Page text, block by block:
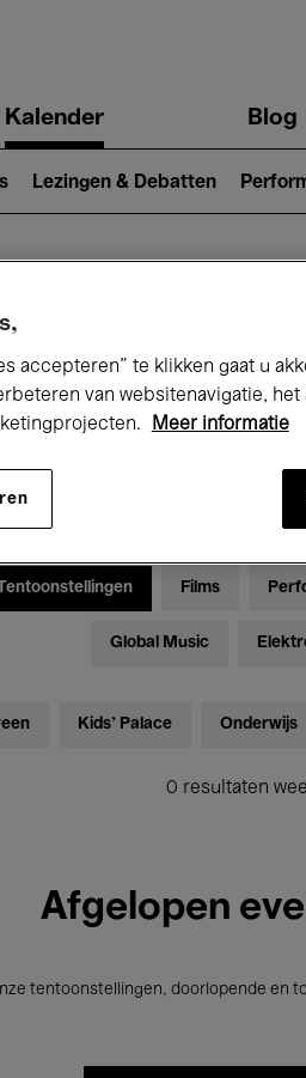
Kalender Blog
Lezingen & Debatten
Tentoonstellingen Films
Global Music
Kids’ Palace Onderwijs
0 resultaten
Afgelopen
tentoonstellingen, doorlopende en
accepteren” te klikken gaat u
van websitenavigatie,
Meer informatie